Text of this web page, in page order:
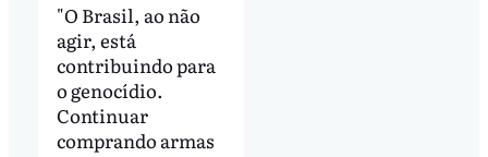
"O Brasil, ao não
agir, está
contribuindo para
o genocídio.
Continuar
comprando armas